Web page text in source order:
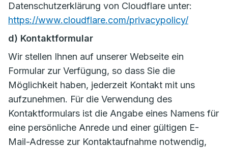
Datenschutzerklärung von Cloudflare unter:
https://www.cloudflare.com/privacypolicy/
d) Kontaktformular
Wir stellen Ihnen auf unserer Webseite ein
Formular zur Verfügung, so dass Sie die
Möglichkeit haben, jederzeit Kontakt mit uns
aufzunehmen. Für die Verwendung des
Kontaktformulars ist die Angabe eines Namens für
eine persönliche Anrede und einer gültigen E-
Mail-Adresse zur Kontaktaufnahme notwendig,